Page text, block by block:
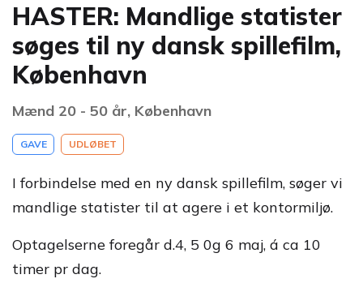
HASTER: Mandlige statister
søges til ny dansk spillefilm,
København
Mænd 20 - 50 år, København
GAVE UDLØBET
I forbindelse med en ny dansk spillefilm, søger vi
mandlige statister til at agere i et kontormiljø.
Optagelserne foregår d.4, 5 0g 6 maj, á ca 10
timer pr dag.